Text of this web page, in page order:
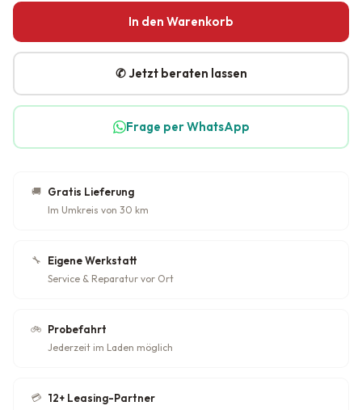
In den Warenkorb
✆ Jetzt beraten lassen
Frage per WhatsApp
🚚 Gratis Lieferung
Im Umkreis von 30 km
🔧 Eigene Werkstatt
Service & Reparatur vor Ort
🚲 Probefahrt
Jederzeit im Laden möglich
💳 12+ Leasing-Partner